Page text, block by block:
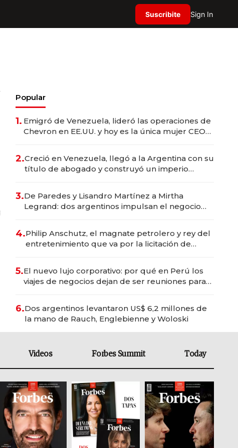
Suscribite Sign In
Popular
1. Emigró de Venezuela, lideró las operaciones de
Chevron en EE.UU. y hoy es la única mujer CEO
2.Creció en Venezuela, llegó a la Argentina con su
título de abogado y construyó un imperio
3.De Paredes y Lisandro Martínez a Mirtha
Legrand: dos argentinos impulsan el negocio
4.Philip Anschutz, el magnate petrolero y rey del
entretenimiento que va por la licitación de
5.El nuevo lujo corporativo: por qué en Perú los
viajes de negocios dejan de ser reuniones para
6.Dos argentinos levantaron US$ 6,2 millones de
la mano de Rauch, Englebienne y Woloski
Videos Forbes Summit Today